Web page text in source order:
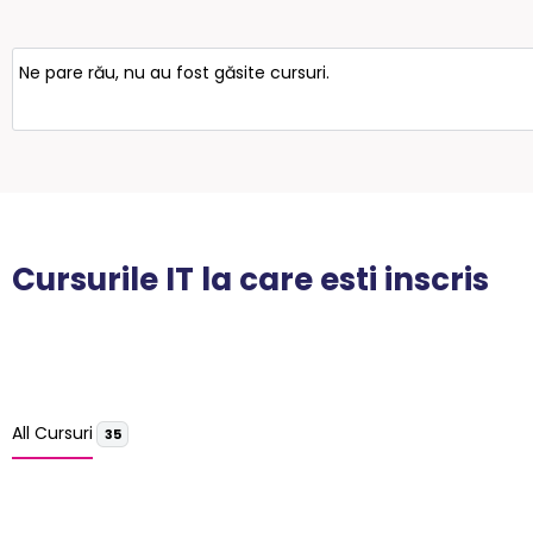
Ne pare rău, nu au fost găsite cursuri.
Cursurile IT la care esti inscris
All Cursuri 35